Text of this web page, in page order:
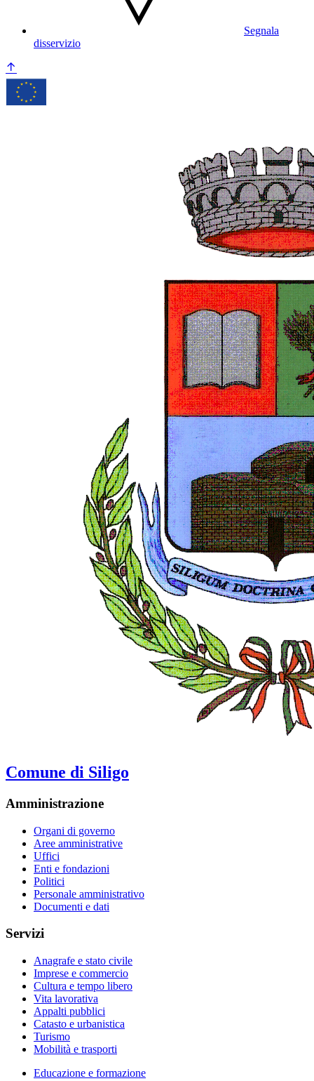
Segnala
disservizio
Comune di Siligo
Amministrazione
Organi di governo
Aree amministrative
Uffici
Enti e fondazioni
Politici
Personale amministrativo
Documenti e dati
Servizi
Anagrafe e stato civile
Imprese e commercio
Cultura e tempo libero
Vita lavorativa
Appalti pubblici
Catasto e urbanistica
Turismo
Mobilità e trasporti
Educazione e formazione